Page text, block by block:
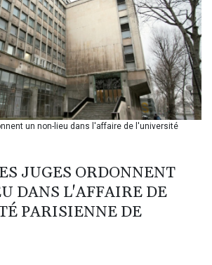
BRL 5.903154
BSD 1.154282
BTN 109.850883
BWP 15.611467
BYN 3.41754
BYR
22581.690677
BZD 2.321467
2603.806986
CHF 0.936264
CLP
un non-lieu dans l'affaire de l'université
JUGES ORDONNENT
DANS L'AFFAIRE DE
PARISIENNE DE